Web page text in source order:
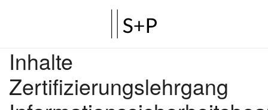
Inhalte
Zertifizierungslehrgang